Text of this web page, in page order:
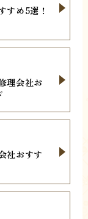
すめ5選！
理会社お
社おすす